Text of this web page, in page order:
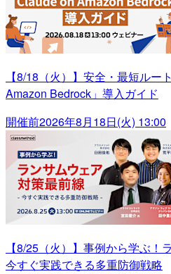
【8/18（火）】安全・最短ルー
Amazon Bedrock」導入ガイド
開催前2026年8月18日(火) 13:00
【8/25（火）】事例から学ぶ！
今すぐ実践できる多重防御戦略